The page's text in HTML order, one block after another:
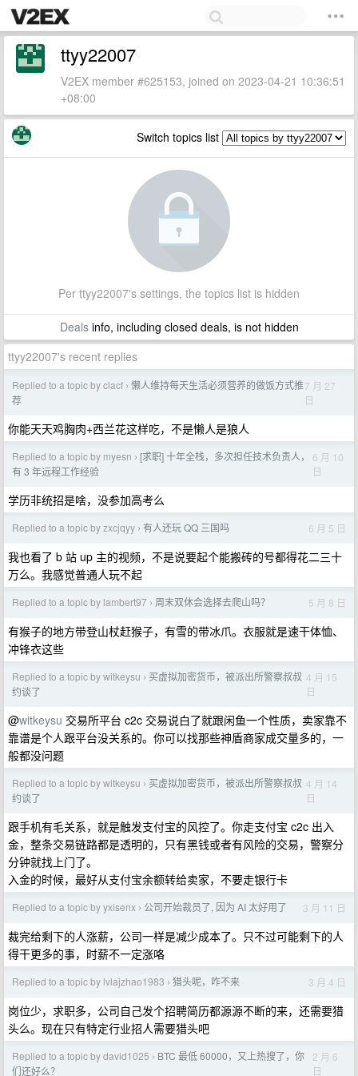
ttyy22007
V2EX member #625153, joined on 2023-04-21 10:36:51
+08:00
Switch topics list
Per ttyy22007's settings, the topics list is hidden
Dealsinfo, including closed deals, is not hidden
ttyy22007's recent replies
Replied to a topic by clacf › 懒人维持每天生活必须营养的做饭方式推
荐
7 月 27
日
你能天天鸡胸肉+西兰花这样吃，不是懒人是狼人
Replied to a topic by myesn › [求职] 十年全栈，多次担任技术负责人，
有 3 年远程工作经验
6 月 10
日
学历非统招是啥，没参加高考么
Replied to a topic by zxcjqyy › 有人还玩 QQ 三国吗 6 月 5 日
我也看了 b 站 up 主的视频，不是说要起个能搬砖的号都得花二三十
万么。我感觉普通人玩不起
Replied to a topic by lambert97 › 周末双休会选择去爬山吗？ 5 月 8 日
有猴子的地方带登山杖赶猴子，有雪的带冰爪。衣服就是速干体恤、
冲锋衣这些
Replied to a topic by witkeysu › 买虚拟加密货币，被派出所警察叔叔
约谈了
4 月 15
日
@witkeysu 交易所平台 c2c 交易说白了就跟闲鱼一个性质，卖家靠不
靠谱是个人跟平台没关系的。你可以找那些神盾商家成交量多的，一
般都没问题
Replied to a topic by witkeysu › 买虚拟加密货币，被派出所警察叔叔
约谈了
4 月 14
日
跟手机有毛关系，就是触发支付宝的风控了。你走支付宝 c2c 出入
金，整条交易链路都是透明的，只有黑钱或者有风险的交易，警察分
分钟就找上门了。
入金的时候，最好从支付宝余额转给卖家，不要走银行卡
Replied to a topic by yxisenx › 公司开始裁员了, 因为 AI 太好用了 3 月 11 日
裁完给剩下的人涨薪，公司一样是减少成本了。只不过可能剩下的人
得干更多的事，时薪不一定涨咯
Replied to a topic by lvlajzhao1983 › 猎头呢，咋不来 3 月 4 日
岗位少，求职多，公司自己发个招聘简历都源源不断的来，还需要猎
头么。现在只有特定行业招人需要猎头吧
Replied to a topic by david1025 › BTC 最低 60000，又上热搜了，你
们还好么？
2 月 6
日